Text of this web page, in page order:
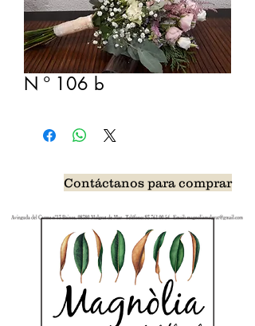
N º 106 b
Contáctanos para comprar